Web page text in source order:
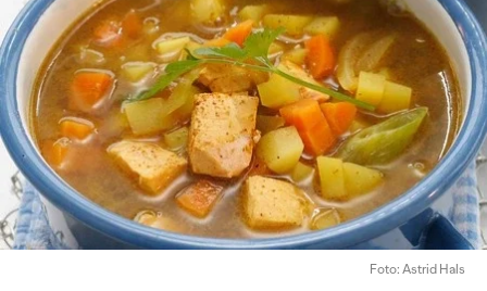
Foto: Astrid Hals